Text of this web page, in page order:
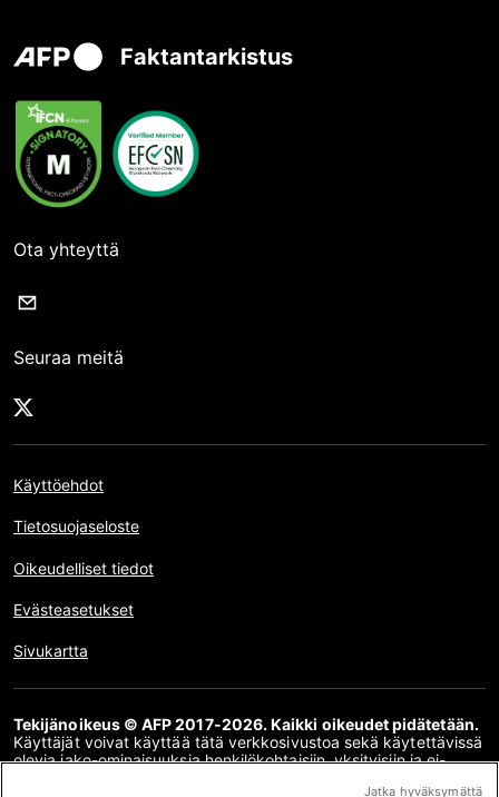
Faktantarkistus
Ota yhteyttä
Seuraa meitä
Käyttöehdot
Tietosuojaseloste
Oikeudelliset tiedot
Evästeasetukset
Sivukartta
Tekijänoikeus © AFP 2017-2026. Kaikki oikeudet pidätetään.
Käyttäjät voivat käyttää tätä verkkosivustoa sekä käytettävissä
olevia jako-ominaisuuksia henkilökohtaisiin, yksityisiin ja ei-
Jatka hyväksymättä